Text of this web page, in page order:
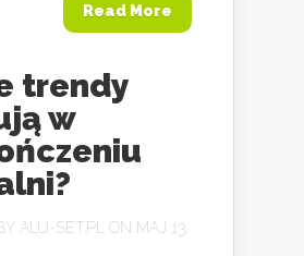
Read More
trendy
w
ALU-SET.PL
ON MAJ 13,